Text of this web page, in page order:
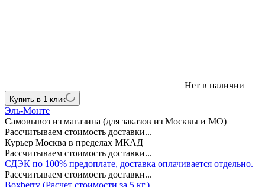
Нет в наличии
Купить в 1 клик
Эль-Монте
Самовывоз из магазина (для заказов из Москвы и МО)
Рассчитываем стоимость доставки...
Курьер Москва в пределах МКАД
Рассчитываем стоимость доставки...
СДЭК по 100% предоплате, доставка оплачивается отдельно.
Рассчитываем стоимость доставки...
Boxberry (Расчет стоимости за 5 кг.)